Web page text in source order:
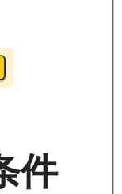
件